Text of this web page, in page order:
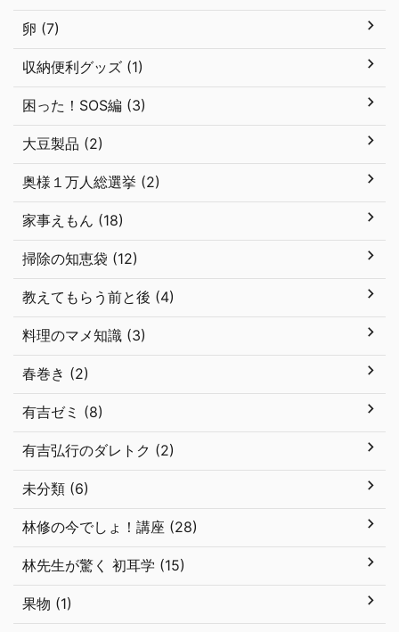
卵 (7)
収納便利グッズ (1)
困った！SOS編 (3)
大豆製品 (2)
奥様１万人総選挙 (2)
家事えもん (18)
掃除の知恵袋 (12)
教えてもらう前と後 (4)
料理のマメ知識 (3)
春巻き (2)
有吉ゼミ (8)
有吉弘行のダレトク (2)
未分類 (6)
林修の今でしょ！講座 (28)
林先生が驚く 初耳学 (15)
果物 (1)